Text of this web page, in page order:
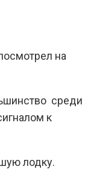
на
среди
к
лодку.